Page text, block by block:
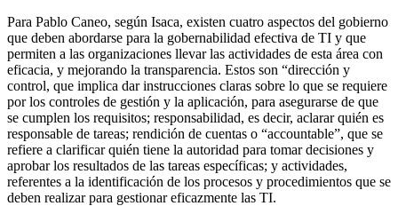
Para Pablo Caneo, según Isaca, existen cuatro aspectos del gobierno
que deben abordarse para la gobernabilidad efectiva de TI y que
permiten a las organizaciones llevar las actividades de esta área con
eficacia, y mejorando la transparencia. Estos son “dirección y
control, que implica dar instrucciones claras sobre lo que se requiere
por los controles de gestión y la aplicación, para asegurarse de que
se cumplen los requisitos; responsabilidad, es decir, aclarar quién es
responsable de tareas; rendición de cuentas o “accountable”, que se
refiere a clarificar quién tiene la autoridad para tomar decisiones y
aprobar los resultados de las tareas específicas; y actividades,
referentes a la identificación de los procesos y procedimientos que se
deben realizar para gestionar eficazmente las TI.